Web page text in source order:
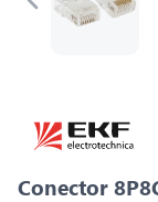
Conector